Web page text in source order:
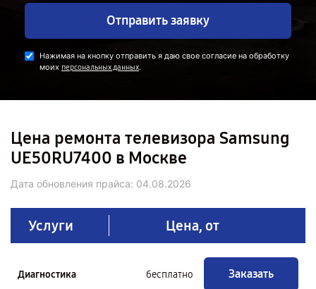
Отправить заявку
Нажимая на кнопку отправить я даю свое согласие на обработку
моих персональных данных.
Цена ремонта телевизора Samsung
UE50RU7400 в Москве
Дата обновления прайса: 04.08.2026
Услуги Цена, от
Диагностика бесплатно Заказать